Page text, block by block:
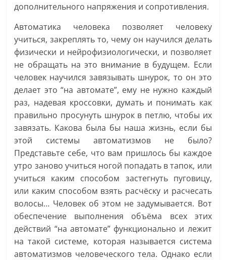
дополнительного напряжения и сопротивления.
Автоматика человека позволяет человеку
учиться, закреплять то, чему он научился делать
физически и нейрофизиологически, и позволяет
не обращать на это внимание в будущем. Если
человек научился завязывать шнурок, то он это
делает это “на автомате”, ему не нужно каждый
раз, надевая кроссовки, думать и понимать как
правильно просунуть шнурок в петлю, чтобы их
завязать. Какова была бы наша жизнь, если бы
этой системы автоматизмов не было?
Представьте себе, что вам пришлось бы каждое
утро заново учиться ногой попадать в тапок, или
учиться каким способом застегнуть пуговицу,
или каким способом взять расчёску и расчесать
волосы… Человек об этом не задумывается. Вот
обеспечение выполнения объёма всех этих
действий “на автомате” функционально и лежит
на такой системе, которая называется система
автоматизмов человеческого тела. Однако если